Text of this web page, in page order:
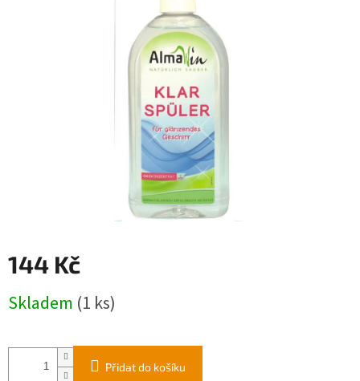
144 Kč
cena:
Skladem (1 ks)
Přidat do košíku